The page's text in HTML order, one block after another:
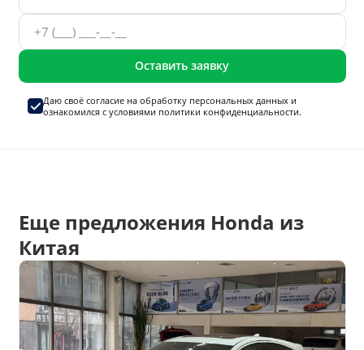
Оставить заявку
Даю своё согласие на обработку персональных данныхи
ознакомился с условиями политики конфиденциальности.
Еще предложения Honda из
Китая